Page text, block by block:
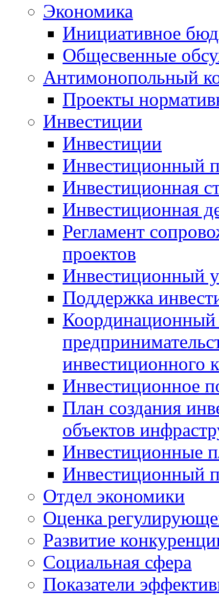
Экономика
Инициативное
Общесвенные
Антимонопольный
Проекты
Инвестиции
Инвестиции
Инвестиционный
Инвестиционная
Инвестиционная
Регламент
проектов
Инвестиционный
Поддержка
Координационный
инвестиционного
Инвестиционное
План создания
объектов
Инвестиционные
Инвестиционный
Отдел экономики
Оценка
Развитие
Социальная сфера
Показатели